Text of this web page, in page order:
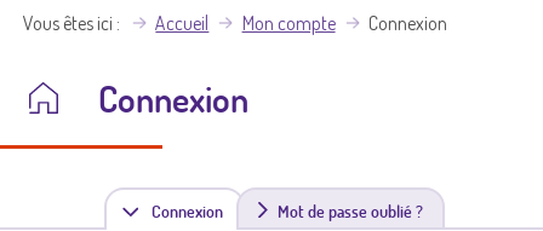
Vous êtes ici Accueil Mon compte Connexion
Connexion
Connexion(
Mot de passe oublié ?